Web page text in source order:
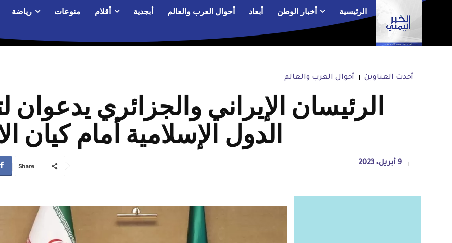
الرئيسية أخبار الوطن أبعاد أحوال العرب والعالم أبجدية أقلام منوعات رياضة
أحدث العناوين أحوال العرب والعالم
الرئيسان الإيراني والجزائري
الدول الإسلامية أمام كيان
9 أبريل، 2023 Share